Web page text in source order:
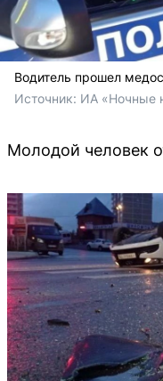
Водитель прошел
Источник: ИА «Ночные
Молодой человек